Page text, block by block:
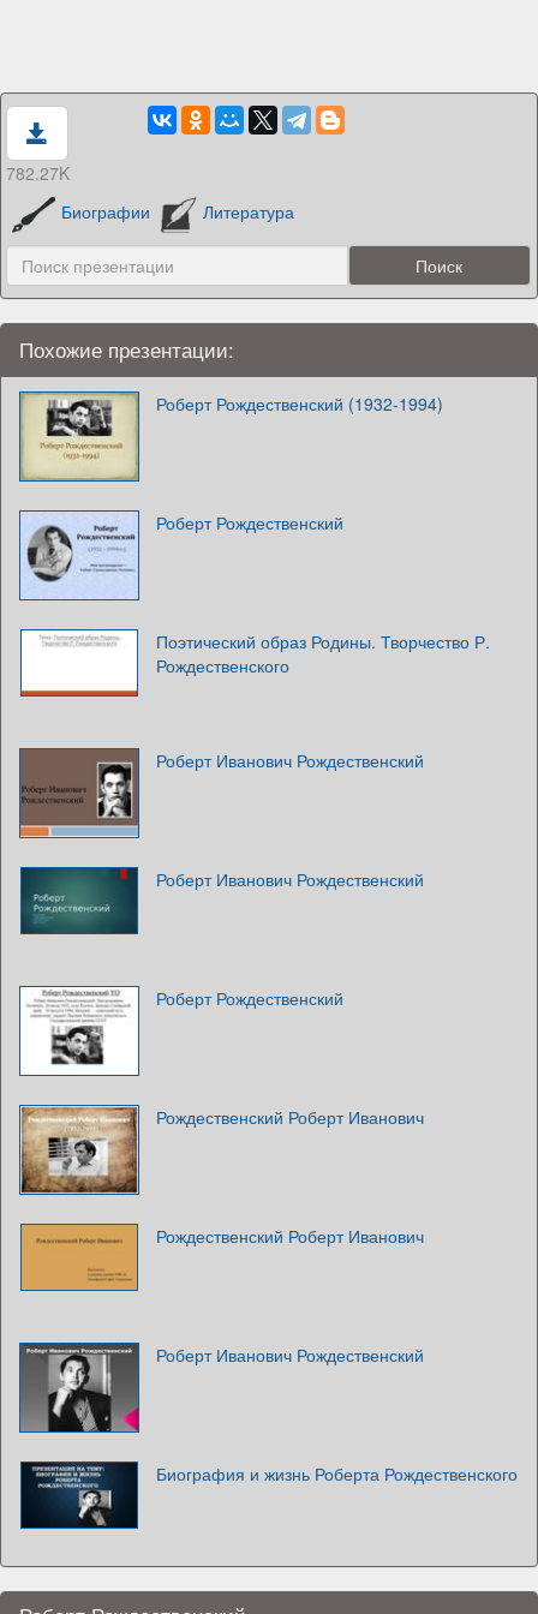
782.27K
Биографии
Литература
Похожие презентации:
Роберт Рождественский (1932-1994)
Роберт Рождественский
Поэтический образ Родины. Творчество Р.
Рождественского
Роберт Иванович Рождественский
Роберт Иванович Рождественский
Роберт Рождественский
Рождественский Роберт Иванович
Рождественский Роберт Иванович
Роберт Иванович Рождественский
Биография и жизнь Роберта Рождественского